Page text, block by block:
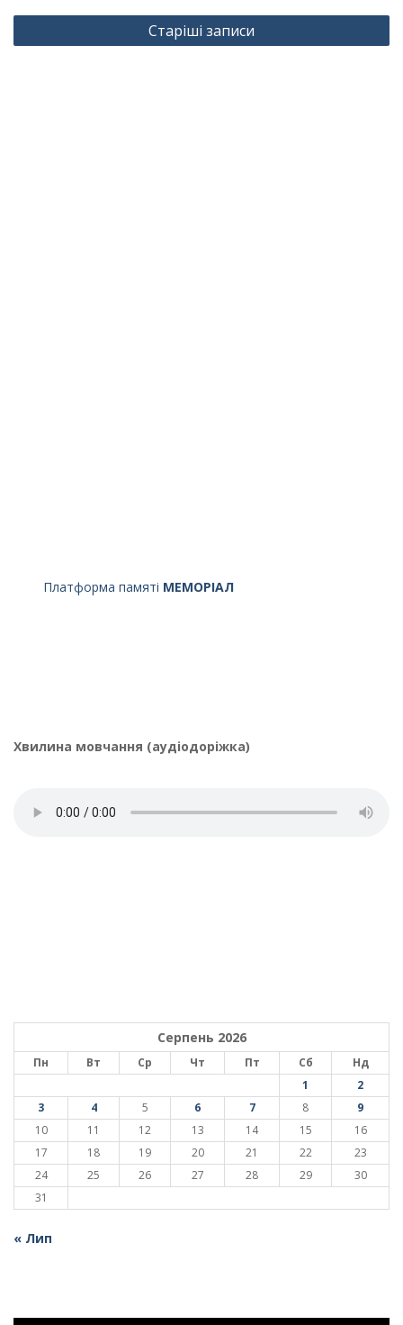
Навігація
за
Старіші записи
Платформа памяті МЕМОРІАЛ
Хвилина мовчання (аудіодоріжка)
Серпень 2026
Пн Вт Ср Чт Пт Сб
Нд
1
2
3
4 5 6 7 8
9
10
11 12 13 14 15
16
17
18 19 20 21 22
23
24
25 26 27 28 29
30
31
« Лип